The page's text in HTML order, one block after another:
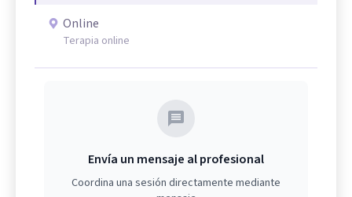
Online
Terapia online
Envía un mensaje al profesional
Coordina una sesión directamente mediante